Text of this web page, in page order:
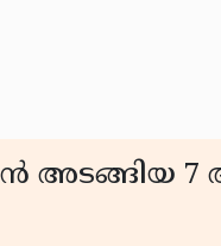
അടങ്ങിയ